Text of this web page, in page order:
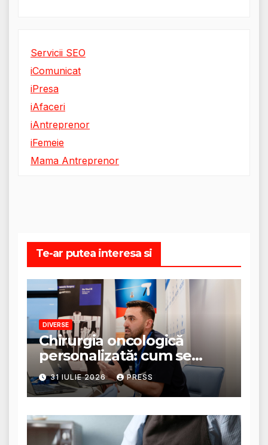
Servicii SEO
iComunicat
iPresa
iAfaceri
iAntreprenor
iFemeie
Mama Antreprenor
Te-ar putea interesa si
DIVERSE
Chirurgia oncologică
personalizată: cum se
stabilește planul de
tratament
31 IULIE 2026 PRESS